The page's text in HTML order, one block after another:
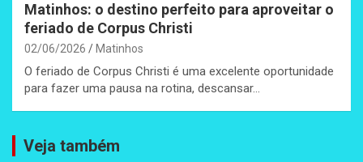
Matinhos: o destino perfeito para aproveitar o
feriado de Corpus Christi
02/06/2026 Matinhos
O feriado de Corpus Christi é uma excelente oportunidade
para fazer uma pausa na rotina, descansar…
Veja também